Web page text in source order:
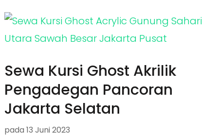
Sewa Kursi Ghost Akrilik
Pengadegan Pancoran
Jakarta Selatan
pada 13 Juni 2023